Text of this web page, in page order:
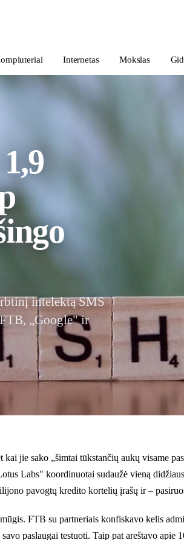
Internetas Mokslas
intelektą SMS
„Google" ir
jie sako „šimtai tūkstančių aukų visame
Labs" koordinuotai sudaužė vieną
pavogtų kredito kortelių įrašų ir –
FTB su partneriais konfiskavo kelis
paslaugai testuoti. Taip pat areštavo